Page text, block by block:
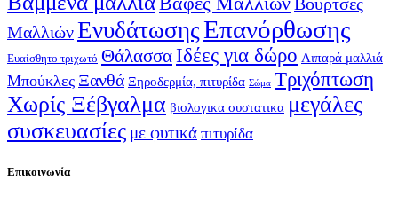
Βούρτσες
ΜαλλιώνΕνυδάτωσηςΕπανόρθωσης
Ευαίσθητο τριχωτό ΘάλασσαΙδέες για δώρο Λιπαρά μαλλιά
Μπούκλες Ξανθά Ξηροδερμία, πιτυρίδα Σώμα Τριχόπτωση
Χωρίς Ξέβγαλμα βιολογικα συστατικα μεγάλες
συσκευασίες με φυτικά πιτυρίδα
Επικοινωνία